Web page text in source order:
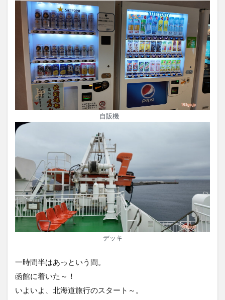
自販機
デッキ
一時間半はあっという間。
函館に着いた～！
いよいよ、北海道旅行のスタート～。